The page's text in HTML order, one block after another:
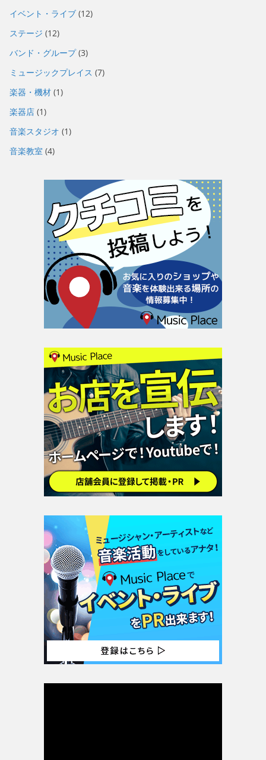
イベント・ライブ (12)
ステージ (12)
バンド・グループ(3)
ミュージックプレイス (7)
楽器・機材 (1)
楽器店 (1)
音楽スタジオ (1)
音楽教室 (4)